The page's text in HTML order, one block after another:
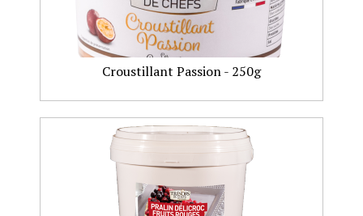
Croustillant Passion - 250g